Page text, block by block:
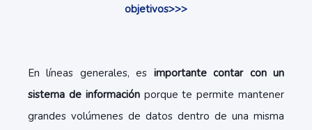
objetivos>>>
En líneas generales, es importante contar con un
sistema de información porque te permite mantener
grandes volúmenes de datos dentro de una misma